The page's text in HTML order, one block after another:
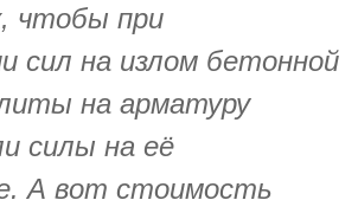
чтобы при
сил на излом бетонной
на арматуру
силы на её
А вот стоимость